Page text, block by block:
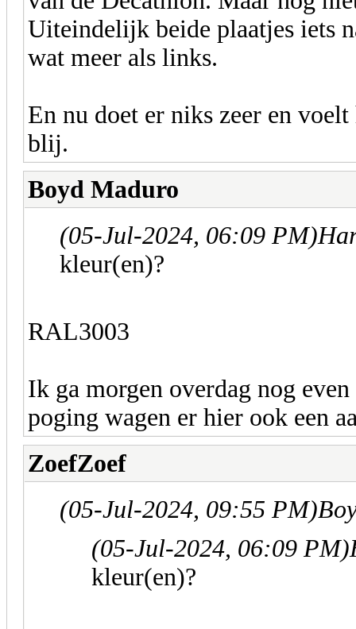
Uiteindelijk beide plaatjes iets
wat meer als links.
En nu doet er niks zeer en
blij.
Boyd Maduro
(05-Jul-2024, 06:09 PM)
kleur(en)?
RAL3003
Ik ga morgen overdag nog
poging wagen er hier ook een
ZoefZoef
(05-Jul-2024, 09:55 PM)
(05-Jul-2024, 06:09 PM)
kleur(en)?